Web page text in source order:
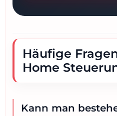
Häufige
Home
Kann man